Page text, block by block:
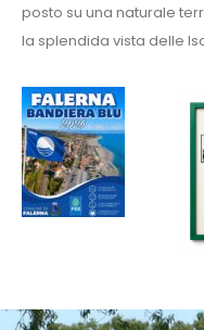
posto su una naturale
la splendida vista delle